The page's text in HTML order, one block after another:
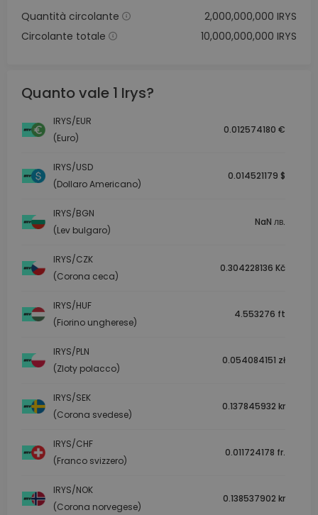
Quantità circolante
2,000,000,000 IRYS
Circolante totale
10,000,000,000 IRYS
Quanto vale 1 Irys?
IRYS/EUR
(Euro)
0.012574180 €
IRYS/USD
(Dollaro Americano)
0.014521179 $
IRYS/BGN
(Lev bulgaro)
NaN лв.
IRYS/CZK
(Corona ceca)
0.304228136 Kč
IRYS/HUF
(Fiorino ungherese)
4.553276 ft
IRYS/PLN
(Zloty polacco)
0.054084151 zł
IRYS/SEK
(Corona svedese)
0.137845932 kr
IRYS/CHF
(Franco svizzero)
0.011724178 fr.
IRYS/NOK
(Corona norvegese)
0.138537902 kr